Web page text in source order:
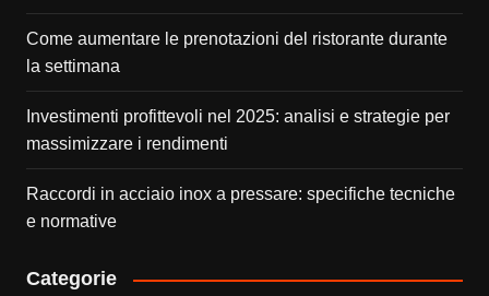
Come aumentare le prenotazioni del ristorante durante
la settimana
Investimenti profittevoli nel 2025: analisi e strategie per
massimizzare i rendimenti
Raccordi in acciaio inox a pressare: specifiche tecniche
e normative
Categorie